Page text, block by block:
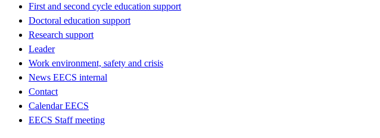
First and second cycle education support
Doctoral education support
Research support
Leader
Work environment, safety and crisis
News EECS internal
Contact
Calendar EECS
EECS Staff meeting